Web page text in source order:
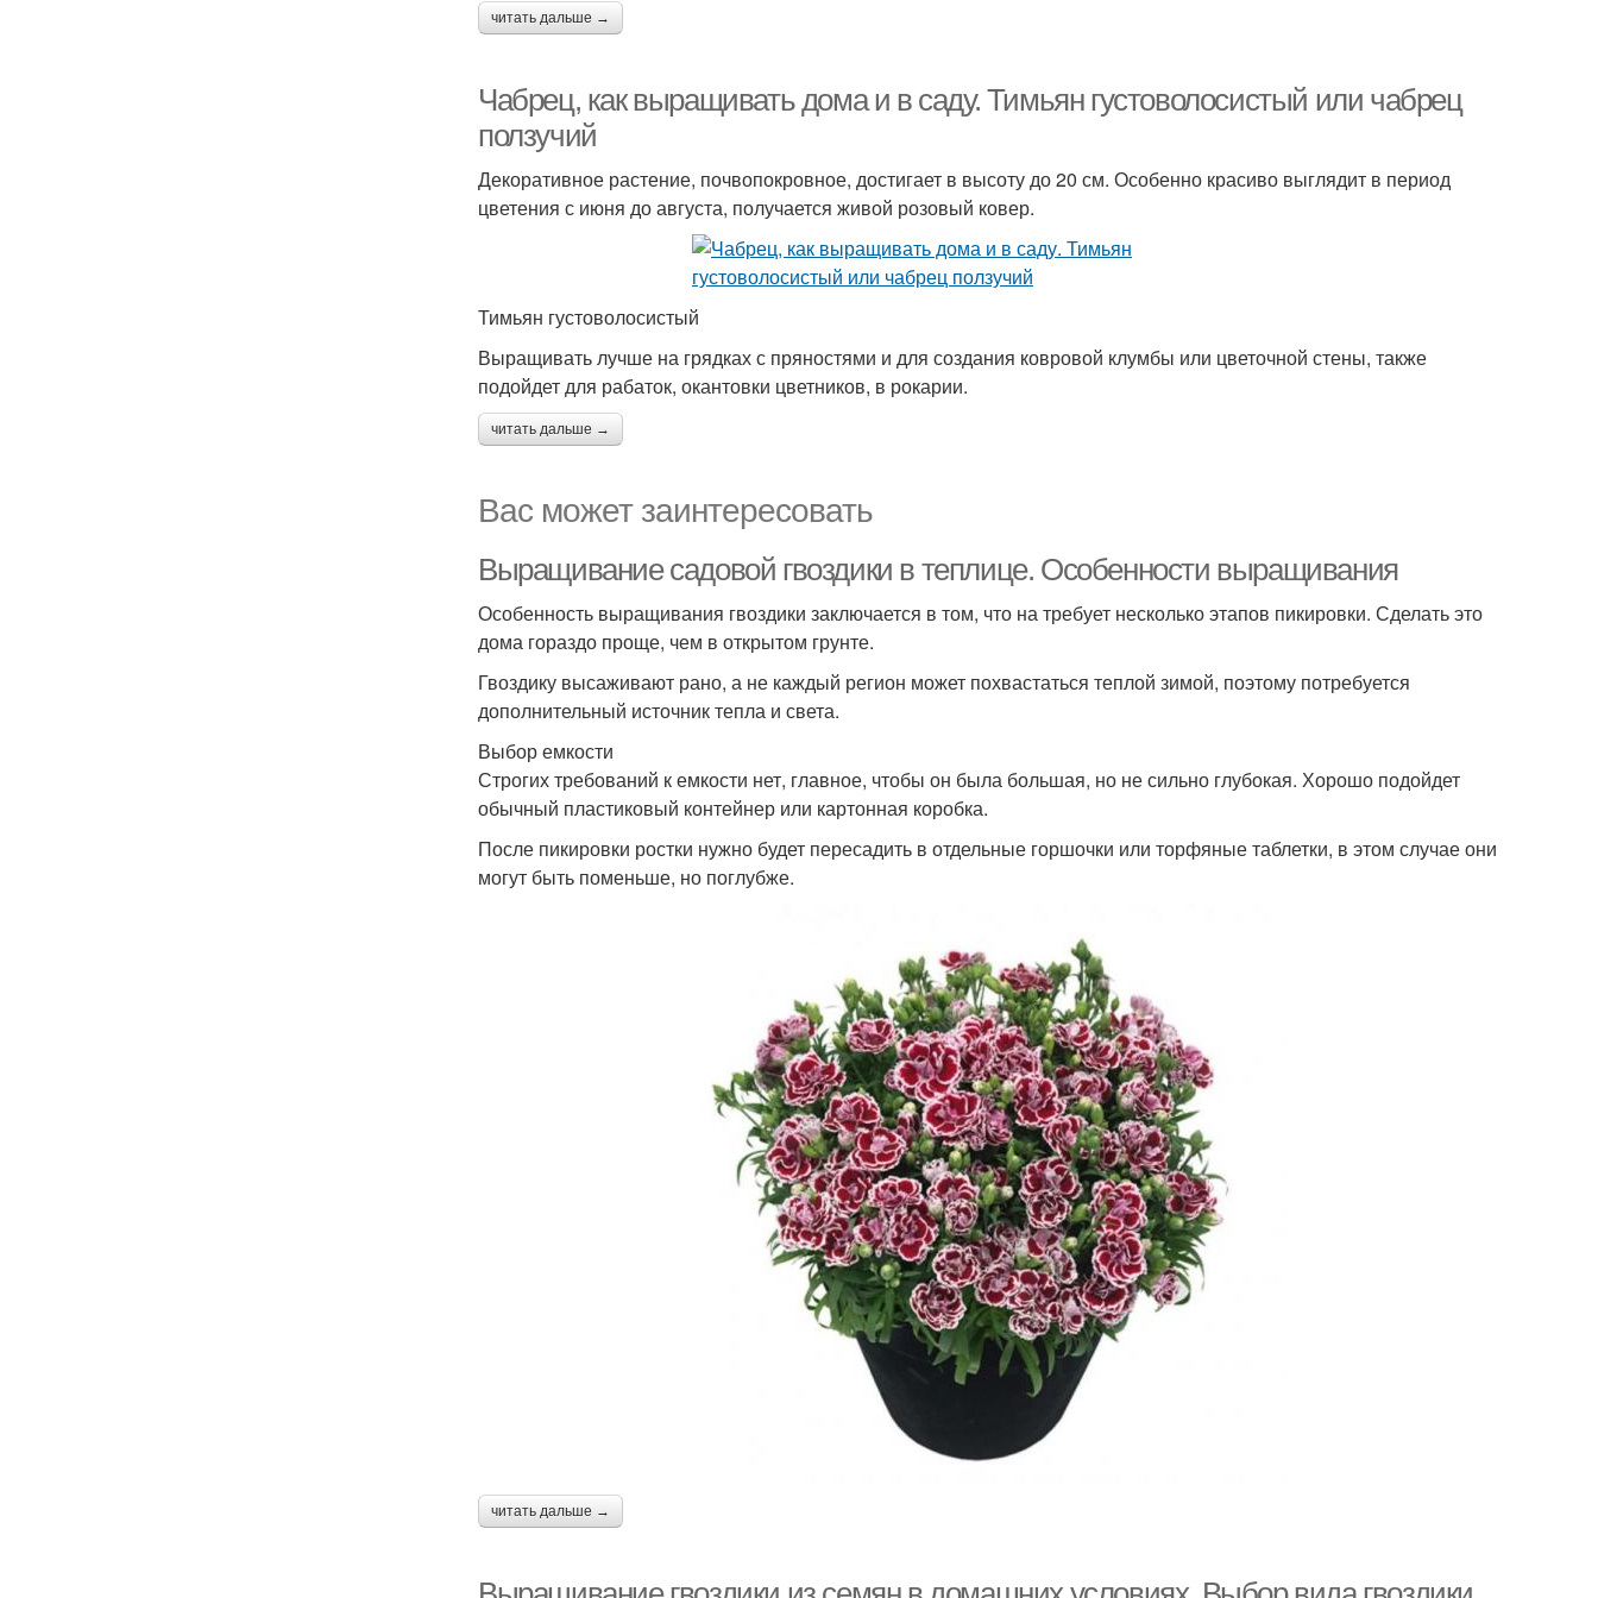
читать дальше →
Чабрец, как выращивать дома и в саду. Тимьян густоволосистый или чабрец
ползучий
Декоративное растение, почвопокровное, достигает в высоту до 20 см. Особенно красиво выглядит в период
цветения с июня до августа, получается живой розовый ковер.
Тимьян густоволосистый
Выращивать лучше на грядках с пряностями и для создания ковровой клумбы или цветочной стены, также
подойдет для рабаток, окантовки цветников, в рокарии.
читать дальше →
Вас может заинтересовать
Выращивание садовой гвоздики в теплице. Особенности выращивания
Особенность выращивания гвоздики заключается в том, что на требует несколько этапов пикировки. Сделать это
дома гораздо проще, чем в открытом грунте.
Гвоздику высаживают рано, а не каждый регион может похвастаться теплой зимой, поэтому потребуется
дополнительный источник тепла и света.
Выбор емкости
Строгих требований к емкости нет, главное, чтобы он была большая, но не сильно глубокая. Хорошо подойдет
обычный пластиковый контейнер или картонная коробка.
После пикировки ростки нужно будет пересадить в отдельные горшочки или торфяные таблетки, в этом случае они
могут быть поменьше, но поглубже.
читать дальше →